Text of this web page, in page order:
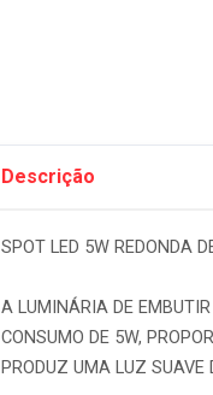
Descrição
SPOT LED 5W REDONDA
A LUMINÁRIA DE
CONSUMO DE 5W,
PRODUZ UMA LUZ SUAVE